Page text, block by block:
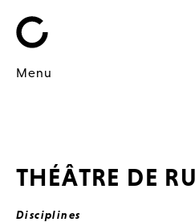
Menu
THÉÂTRE DE
Disciplines